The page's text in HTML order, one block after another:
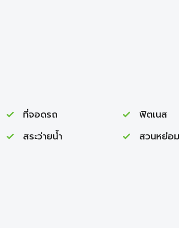
ที่จอดรถ ฟิตเนส
สระว่ายนํ้า
สวนหย่อม